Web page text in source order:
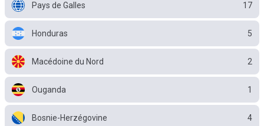
Pays de Galles 17
Honduras 5
Macédoine du Nord 2
Ouganda 1
Bosnie-Herzégovine 4